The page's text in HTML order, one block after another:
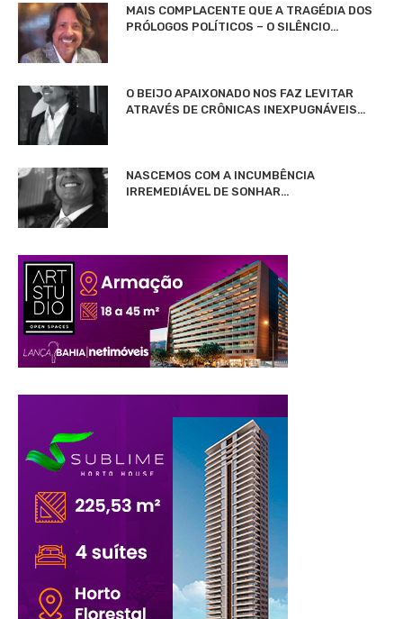
MAIS COMPLACENTE QUE A TRAGÉDIA DOS
PRÓLOGOS POLÍTICOS – O SILÊNCIO…
O BEIJO APAIXONADO NOS FAZ LEVITAR
ATRAVÉS DE CRÔNICAS INEXPUGNÁVEIS…
NASCEMOS COM A INCUMBÊNCIA
IRREMEDIÁVEL DE SONHAR…